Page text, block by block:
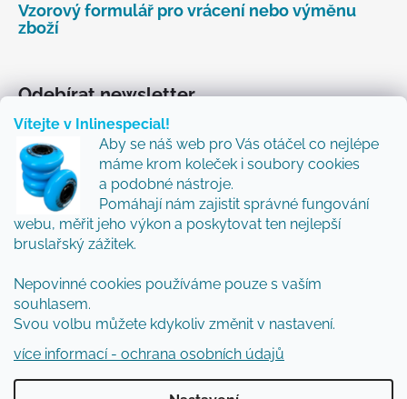
Vítejte v Inlinespecial!
Aby se náš web pro Vás otáčel co nejlépe
máme krom koleček i soubory cookies
a podobné nástroje.
Pomáhají nám zajistit správné fungování
webu, měřit jeho výkon a poskytovat ten nejlepší
bruslařský zážitek.
Nepovinné cookies používáme pouze s vaším
souhlasem.
Svou volbu můžete kdykoliv změnit v nastavení.
více informací - ochrana osobních údajů
Vzorový formulář pro vrácení nebo výměnu
zboží
Odebírat newsletter
Vložte svůj e-mail a my vám budeme zasílat informace
o nových produktech na našem e-shopu.
Přidejte se k nám a my Vám budeme zasílat ty nejlepší
novinky a tipy.
E-mail
Vložením e-mailu souhlasíte spodmínkami
ochrany osobních údajů
PŘIHLÁSIT SE